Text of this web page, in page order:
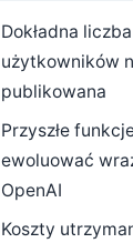
Dokładna
użytkowników
publikowana
Przyszłe
ewoluować
OpenAI
Koszty